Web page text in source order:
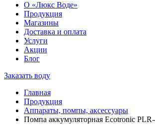
О «Люкс Воде»
Продукция
Магазины
Доставка и оплата
Услуги
Акции
Блог
Заказать воду
Главная
Продукция
Аппараты, помпы, аксессуары
Помпа аккумуляторная Ecotronic